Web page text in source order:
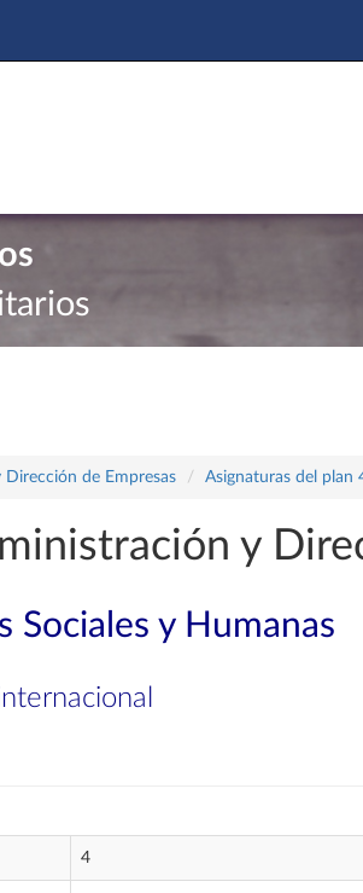
de Empresas Asignaturas del plan
y
Sociales y Humanas
4